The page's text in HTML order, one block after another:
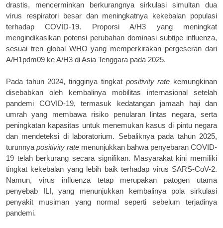
drastis, mencerminkan berkurangnya sirkulasi simultan dua
virus respiratori besar dan meningkatnya kekebalan populasi
terhadap COVID-19. Proporsi A/H3 yang meningkat
mengindikasikan potensi perubahan dominasi subtipe influenza,
sesuai tren global WHO yang memperkirakan pergeseran dari
A/H1pdm09 ke A/H3 di Asia Tenggara pada 2025.
Pada tahun 2024, tingginya tingkat positivity rate kemungkinan
disebabkan oleh kembalinya mobilitas internasional setelah
pandemi COVID-19, termasuk kedatangan jamaah haji dan
umrah yang membawa risiko penularan lintas negara, serta
peningkatan kapasitas untuk menemukan kasus di pintu negara
dan mendeteksi di laboratorium. Sebaliknya pada tahun 2025,
turunnya positivity rate menunjukkan bahwa penyebaran COVID-
19 telah berkurang secara signifikan. Masyarakat kini memiliki
tingkat kekebalan yang lebih baik terhadap virus SARS-CoV-2.
Namun, virus influenza tetap merupakan patogen utama
penyebab ILI, yang menunjukkan kembalinya pola sirkulasi
penyakit musiman yang normal seperti sebelum terjadinya
pandemi.